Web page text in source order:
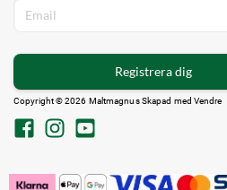
Registrera dig
Copyright © 2026 Maltmagnus Skapad med Vendre